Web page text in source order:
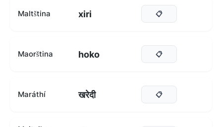
Maltština xiri 📋
Maorština hoko 📋
Maráthí खरेदी 📋